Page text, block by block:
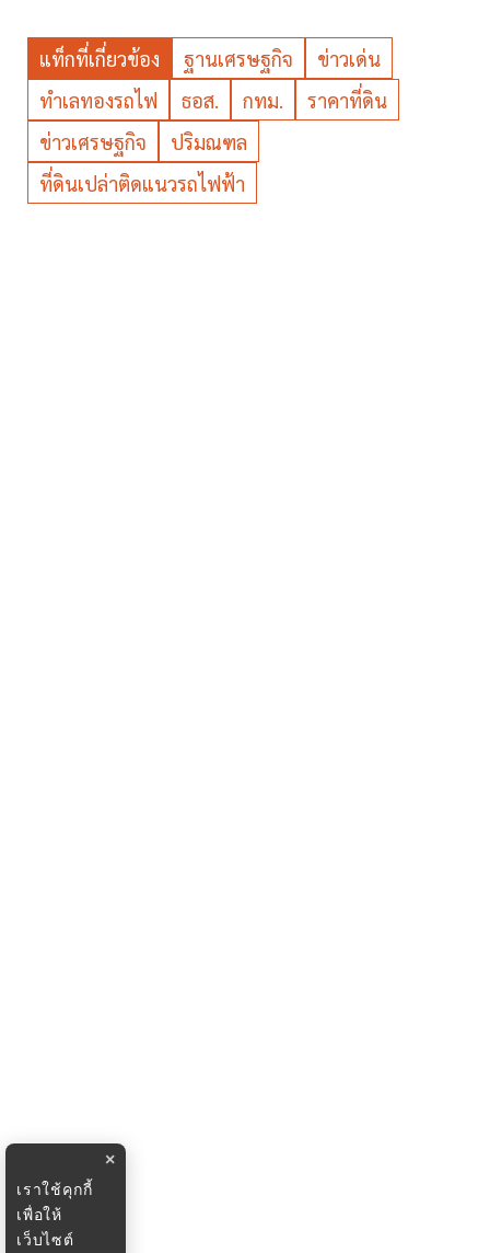
แท็กที่เกี่ยวข้อง ฐานเศรษฐกิจ
ข่าวเด่น
ทำเลทองรถไฟ
ธอส. กทม.
ราคาที่ดิน
ข่าวเศรษฐกิจ
ปริมณฑล
ที่ดินเปล่าติดแนวรถไฟฟ้า
×
เราใช้คุกกี้
เพื่อให้
เว็บไซต์